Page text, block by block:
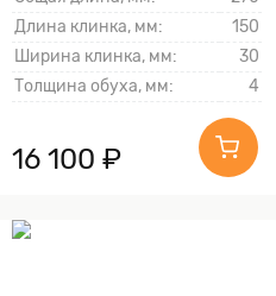
Длина клинка, мм:
150
Ширина клинка, мм:
30
Толщина обуха, мм:
4
16 100 ₽